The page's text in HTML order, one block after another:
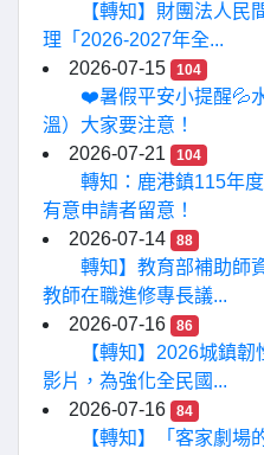
【轉知】財團法人民
理「2026-2027年全...
2026-07-15
104
❤️暑假平安小提醒💦
溫）大家要注意！
2026-07-21
104
轉知：鹿港鎮115年
有意申請者留意！
2026-07-14
88
轉知】教育部補助師
教師在職進修專長議...
2026-07-16
86
【轉知】2026城鎮
影片，為強化全民國...
2026-07-16
84
【轉知】「客家劇場